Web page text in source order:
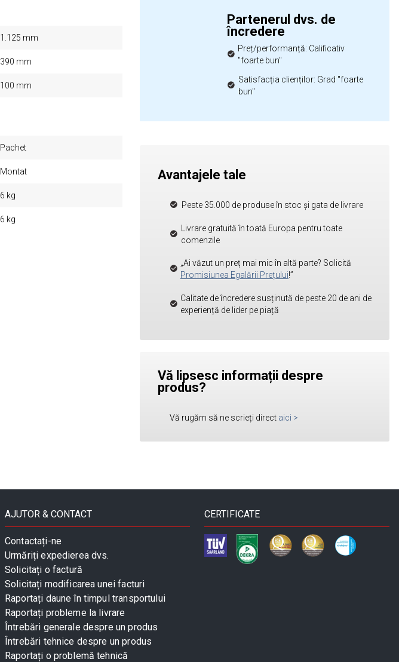
1.125 mm
390 mm
100 mm
Pachet
Montat
6 kg
6 kg
Partenerul dvs. de
încredere
Preț/performanță: Calificativ
"foarte bun"
Satisfacția clienților: Grad "foarte
bun"
Avantajele tale
Peste 35.000 de produse în stoc și gata de livrare
Livrare gratuită în toată Europa pentru toate
comenzile
„Ai văzut un preț mai mic în altă parte? Solicită
Promisiunea Egalării Prețului!”
Calitate de încredere susținută de peste 20 de ani de
experiență de lider pe piață
Vă lipsesc informații despre
produs?
Vă rugăm să ne scrieți direct aici >
AJUTOR & CONTACT
Contactați-ne
Urmăriți expedierea dvs.
Solicitați o factură
Solicitați modificarea unei facturi
Raportați daune în timpul transportului
Raportați probleme la livrare
Întrebări generale despre un produs
Întrebări tehnice despre un produs
Raportați o problemă tehnică
CERTIFICATE